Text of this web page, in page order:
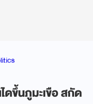
ดขึ้นภูมะเขือ สกัด